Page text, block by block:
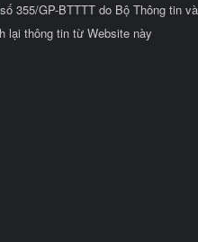
355/GP-BTTTT do Bộ Thông tin
lại thông tin từ Website này